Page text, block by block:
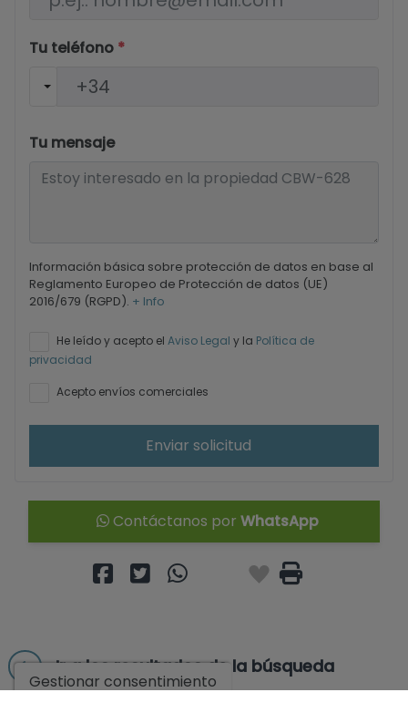
Tu teléfono *
Tu mensaje
Información básica sobre protección de datos en base al
Reglamento Europeo de Protección de datos (UE)
2016/679 (RGPD). + Info
He leído y acepto el Aviso Legal y la Política de
privacidad
Acepto envíos comerciales
Enviar solicitud
Contáctanos por WhatsApp
Ir a los resultados de la búsqueda
Gestionar consentimiento